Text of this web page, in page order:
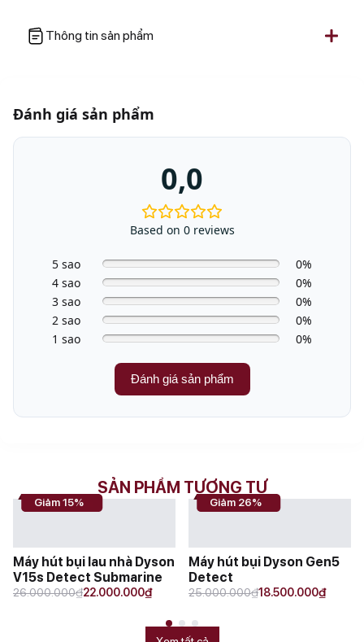
Thông tin sản phẩmhút tóc và lông vật nuôi (Mini Motorized
Thể tích
hoạt động
tối đa
60 phút
Trọng
lượng máy
3.1 kg
Đánh giá sản phẩm
0,0
Based on 0 reviews
5 sao
0%
4 sao
0%
3 sao
0%
2 sao
0%
1 sao
0%
Đánh giá sản phẩm
SẢN PHẨM TƯƠNG TỰ
Giảm 15%
Máy hút bụi lau nhà Dyson
V15s Detect Submarine
26.000.000₫
Original
22.000.000₫
Current
Giảm 26%
Máy hút bụi Dyson Gen5
Detect
25.000.000₫
Original
was:
25.000.000₫.
18.500.000₫
Current
is:
18.500.000₫.